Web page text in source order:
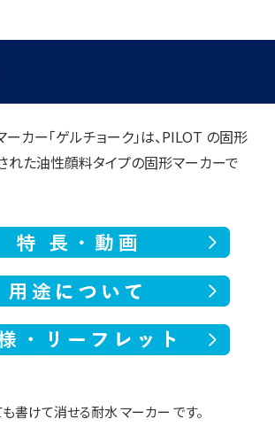
カー「ゲルチョーク」は、PILOT の固形
れた油性顔料タイプの固形マーカーで
書けて消せる耐水 マーカー です。